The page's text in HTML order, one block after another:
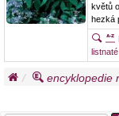
květů
hezká
encyklopedie